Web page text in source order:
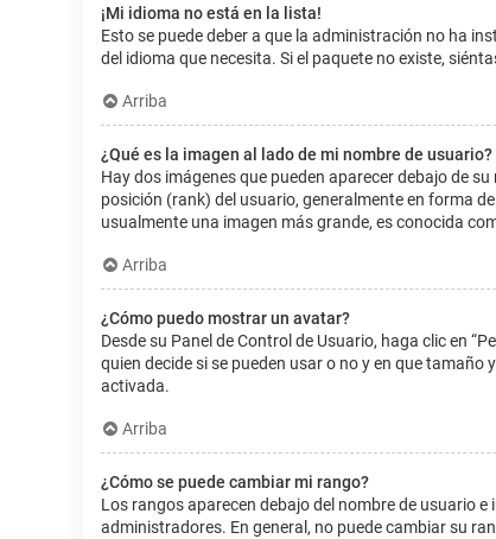
¡Mi idioma no está en la lista!
Esto se puede deber a que la administración no ha
del idioma que necesita. Si el paquete no existe,
Arriba
¿Qué es la imagen al lado de mi nombre de usuario?
Hay dos imágenes que pueden aparecer debajo de
posición (rank) del usuario, generalmente en forma
usualmente una imagen más grande, es conocida
Arriba
¿Cómo puedo mostrar un avatar?
Desde su Panel de Control de Usuario, haga clic en
quien decide si se pueden usar o no y en que
activada.
Arriba
¿Cómo se puede cambiar mi rango?
Los rangos aparecen debajo del nombre de usuario
administradores. En general, no puede cambiar su